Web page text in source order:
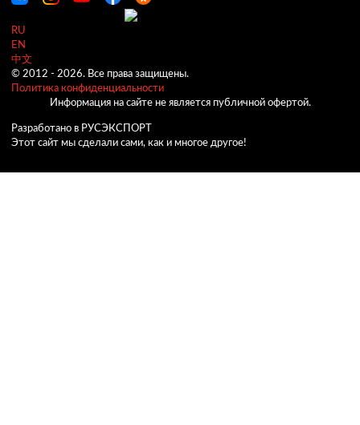
RU
EN
中文
© 2012 - 2026. Все права защищены.
Политика конфиденциальности
Информация на сайте не является публичной офертой.
Разработано в РУСЭКСПОРТ
Этот сайт мы сделали сами, как и многое другое!